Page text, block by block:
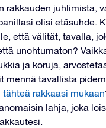
rakkauden juhlimista,
olisi etäsuhde.
että välität, tavalla,
unohtumaton?
ja koruja,
mennä tavallista
tähteä rakkaasi mukaan
lahja, joka